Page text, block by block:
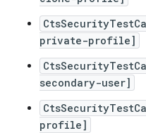
private-profile]
secondary-user]
profile]